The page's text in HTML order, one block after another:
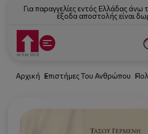
Για παραγγελίες εντός Ελλάδας
έξοδα αποστολής είναι
Αρχική Επιστήμες Του Ανθρώπου